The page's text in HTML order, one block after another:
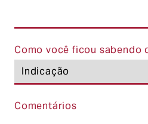
Como você ficou sabendo
Comentários